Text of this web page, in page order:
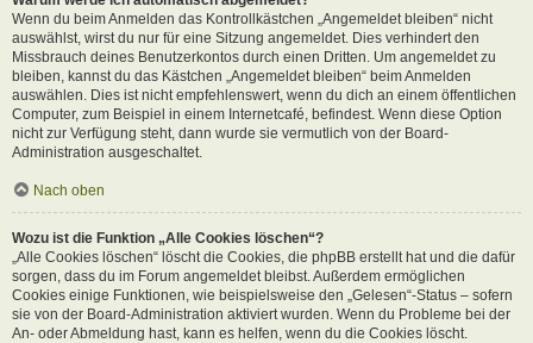
Wenn du beim Anmelden das Kontrollkästchen „Angemeldet bleiben“ nicht
auswählst, wirst du nur für eine Sitzung angemeldet. Dies verhindert den
Missbrauch deines Benutzerkontos durch einen Dritten. Um angemeldet zu
bleiben, kannst du das Kästchen „Angemeldet bleiben“ beim Anmelden
auswählen. Dies ist nicht empfehlenswert, wenn du dich an einem öffentlichen
Computer, zum Beispiel in einem Internetcafé, befindest. Wenn diese Option
nicht zur Verfügung steht, dann wurde sie vermutlich von der Board-
Administration ausgeschaltet.
Nach oben
Wozu ist die Funktion „Alle Cookies löschen“?
„Alle Cookies löschen“ löscht die Cookies, die phpBB erstellt hat und die dafür
sorgen, dass du im Forum angemeldet bleibst. Außerdem ermöglichen
Cookies einige Funktionen, wie beispielsweise den „Gelesen“-Status – sofern
sie von der Board-Administration aktiviert wurden. Wenn du Probleme bei der
An- oder Abmeldung hast, kann es helfen, wenn du die Cookies löscht.